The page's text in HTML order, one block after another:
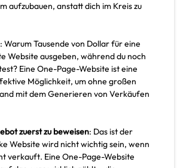
aufzubauen, anstatt dich im Kreis zu
: Warum Tausende von Dollar für eine
Website ausgeben, während du noch
Eine One-Page-Website ist eine
Möglichkeit, um ohne großen
mit dem Generieren von Verkäufen
zuerst zu beweisen: Das ist der
Website wird nicht wichtig sein, wenn
verkauft. Eine One-Page-Website